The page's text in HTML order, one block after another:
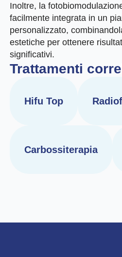
Inoltre, la
facilmente integrata in un
personalizzato,
estetiche per ottenere
significativi.
Trattamenti
Hifu Top
Carbossiterapia